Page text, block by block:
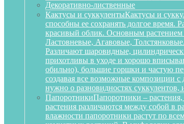
Декоративно-лиственные
Кактусы и суккулентыКактусы и
способны ее сохранять долгое время.
красивый облик. Основным растением
Ластовневые, Агавовые,
Различают шаровидные,
прихотливы в уходе и хорошо
обильно), большие горшки и частую
создавая все возможные композиции
нужно о разновидностях
ПапоротникиПапоротники –
растения различаются между собой в
влажности папоротники растут по